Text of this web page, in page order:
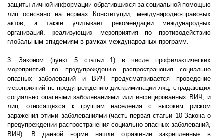
защиты личной информации обратившихся за социальной помощью
лиц основано на нормах Конституции, международно-правовых
актов, а также учитывает рекомендации международных
организаций, реализующих мероприятия по противодействию
глобальным эпидемиям в рамках международных программ.
3. Законом (пункт 5 статьи 1) в числе профилактических
мероприятий по предупреждению распространения социально
опасных заболеваний и ВИЧ предусматривается проведение
мероприятий по предупреждению дискриминации лиц, страдающих
социально опасными заболеваниями или инфицированных ВИЧ, и
лиц, относящихся к группам населения с высоким риском
заражения этими заболеваниями (часть первая статьи 10 Закона о
предупреждении распространения социально опасных заболеваний,
ВИЧ). В данной норме нашли отражение закрепленные в